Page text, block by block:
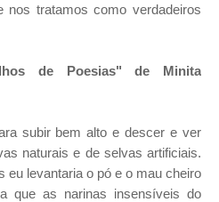
nos tratamos como verdadeiros
de Poesias" de Minita
subir bem alto e descer e ver
naturais e de selvas artificiais.
eu levantaria o pó e o mau cheiro
que as narinas insensíveis do